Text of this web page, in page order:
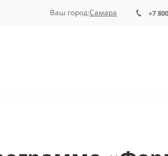
+7
Ваш город:Самара